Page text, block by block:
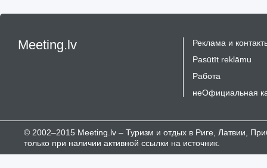
Meeting.lv
Реклама и
Pasūtīt reklāmu
Работа
неОфициальная
© 2002–2015 Meeting.lv – Туризм и отдых в Риге, Латвии,
только при наличии активной ссылки на источник.